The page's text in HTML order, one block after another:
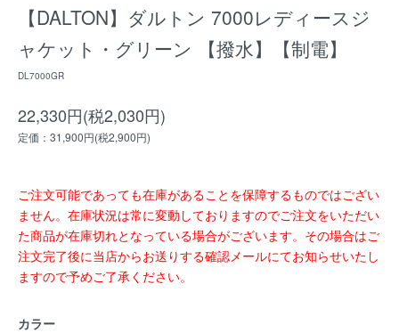
【DALTON】ダルトン 7000レディースジ
ャケット・グリーン 【撥水】【制電】
DL7000GR
22,330円(税2,030円)
定価：31,900円(税2,900円)
ご注文可能であっても在庫があることを保障するものではござい
ません。在庫状況は常に変動しておりますのでご注文をいただい
た商品が在庫切れとなっている場合がございます。その場合はご
注文完了後に当店からお送りする確認メールにてお知らせいたし
ますので予めご了承ください。
カラー